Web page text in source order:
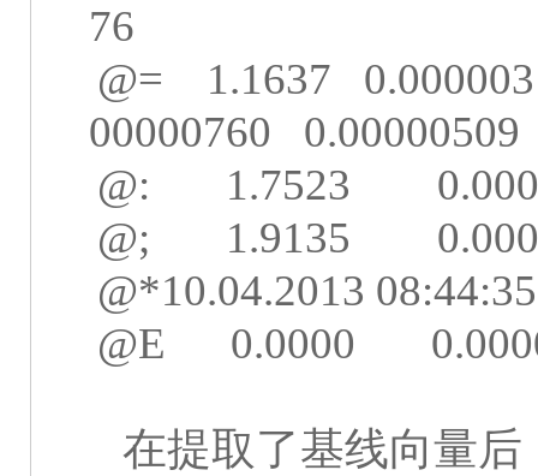
76
@=
1.1637
00000760
0.00000509
@:
1.7523
@;
1.9135
@*10.04.2013 08:44:35
@E
0.0000
在提取了基线向量